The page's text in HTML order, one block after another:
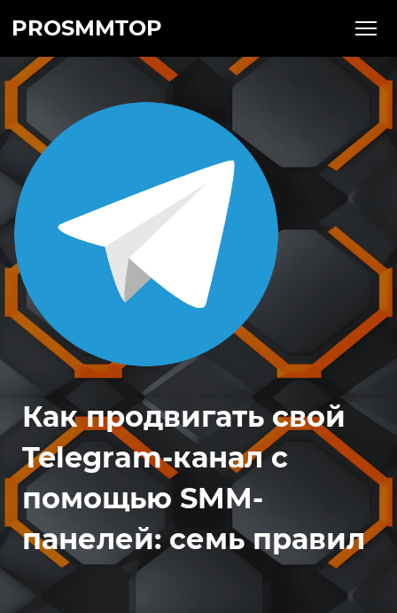
PROSMMTOP
Как продвигать свой
Telegram-канал с
помощью SMM-
панелей: семь правил